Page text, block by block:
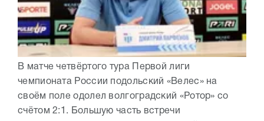
В матче четвёртого тура Первой лиги
чемпионата России подольский «Велес» на
своём поле одолел волгоградский «Ротор» со
счётом 2:1. Большую часть встречи